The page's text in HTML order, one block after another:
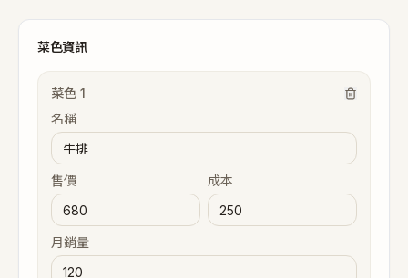
菜色資訊
菜色 1
名稱
售價 成本
月銷量